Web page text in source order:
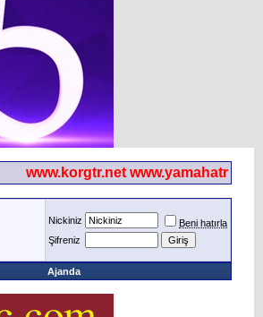
www.korgtr.net www.yamahatr.net
Nickiniz
Beni hatırla
Şifreniz
Ajanda